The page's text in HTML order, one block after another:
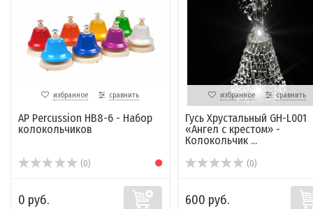
избранное сравнить
AP Percussion HB8-6 - Набор
колокольчиков
(0)
0 руб.
избранное сравнить
Гусь Хрустальный GH-L001
«Ангел с крестом» -
Колокольчик ...
(0)
600 руб.